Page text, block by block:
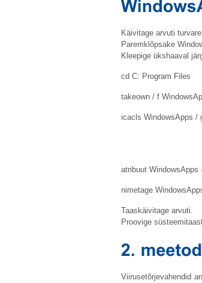
Käivitage arvuti
Paremklõpsake
Kleepige ükshaaval
cd C: Program Files
takeown / f
icacls WindowsApps /
atribuut WindowsApps
nimetage
Taaskäivitage arvuti.
Proovige
Viirusetõrjevahendid